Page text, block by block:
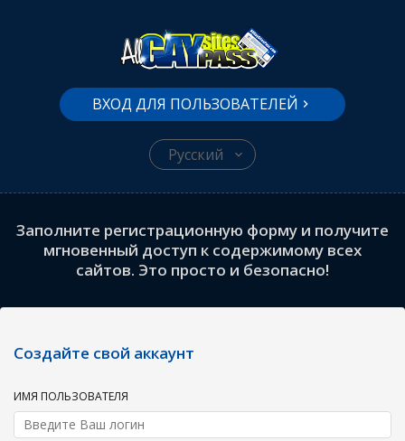
Русский
ВХОД ДЛЯ ПОЛЬЗОВАТЕЛЕЙ
Заполните регистрационную форму и получите
мгновенный доступ к содержимому всех
сайтов. Это просто и безопасно!
Создайте свой аккаунт
ИМЯ ПОЛЬЗОВАТЕЛЯ